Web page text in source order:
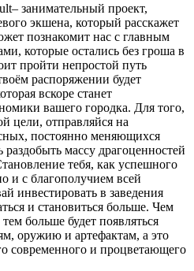
занимательный проект,
экшена, который расскажет
познакомит нас с главным
которые остались без гроша в
пройти непростой путь
распоряжении будет
вскоре станет
вашего городка. Для того,
цели, отправляйся на
постоянно меняющихся
массу драгоценностей
тебя, как успешного
и с благополучием всей
инвестировать в заведения
и становиться больше. Чем
больше будет появляться
оружию и артефактам, а это
современного и процветающего